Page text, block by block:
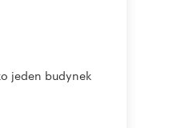
jeden budynek